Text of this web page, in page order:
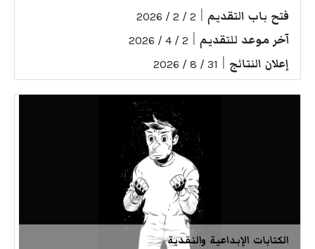
فتح باب التقديم 2 / 2 / 2026
آخر موعد للتقديم 2 / 4 / 2026
إعلان النتائج 31 / 8 / 2026
الكتابات الإبداعية والنقدية